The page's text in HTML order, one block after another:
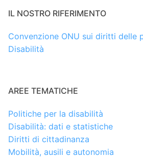
IL NOSTRO RIFERIMENTO
Convenzione ONU sui diritti delle
Disabilità
AREE TEMATICHE
Politiche per la disabilità
Disabilità: dati e statistiche
Diritti di cittadinanza
Mobilità, ausili e autonomia